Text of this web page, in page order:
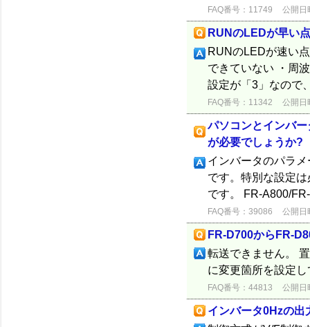
FAQ番号：11749 公開日
RUNのLEDが早い
RUNのLEDが速い
できていない ・周
設定が「3」なので
FAQ番号：11342 公開日
パソコンとインバ
が必要でしょうか?
インバータのパラ
です。特別な設定
です。 FR-A800/
FAQ番号：39086 公開日
FR-D700からFR-
転送できません。
に変更箇所を設定
FAQ番号：44813 公開日
インバータ0Hzの出